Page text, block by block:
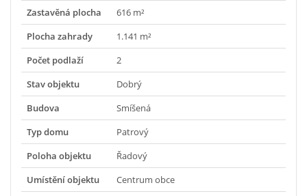
Zastavěná plocha
616 m²
Plocha zahrady
1.141 m²
Počet podlaží
2
Stav objektu
Dobrý
Budova
Smíšená
Typ domu
Patrový
Poloha objektu
Řadový
Umístění objektu
Centrum obce